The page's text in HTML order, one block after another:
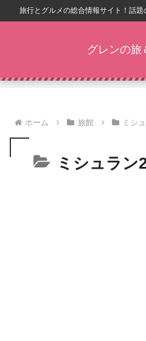
旅行とグルメの総合情報サイト！話題
グレンの旅
ホーム 旅館 ミシ
ミシュラン